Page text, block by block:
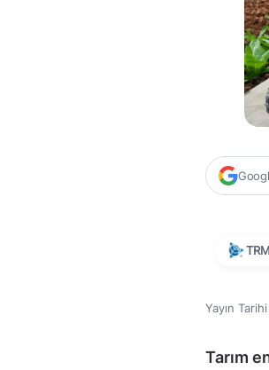
Yayın
Tarım